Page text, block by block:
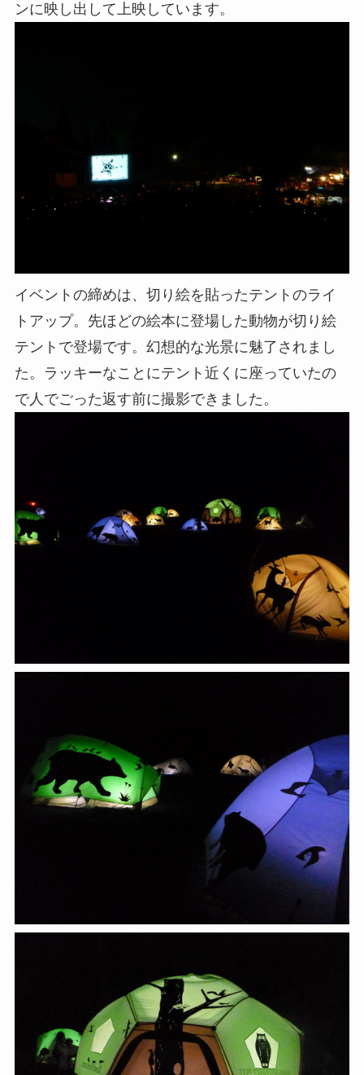
ンに映し出して上映しています。
イベントの締めは、切り絵を貼ったテントのライ
トアップ。先ほどの絵本に登場した動物が切り絵
テントで登場です。幻想的な光景に魅了されまし
た。ラッキーなことにテント近くに座っていたの
で人でごった返す前に撮影できました。